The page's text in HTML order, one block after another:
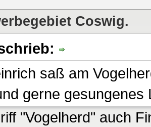
Coswig.
saß am
gerne gesungenes
"Vogelherd" auch